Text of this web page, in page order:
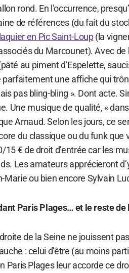
rond. En l’occurrence,
de références (du fait du
en Pic Saint-Loup(la
du Marcounet). Avec
au piment d’Espelette,
parfaitement une affiche qui
pas bling-bling ». Dont acte.
Une musique de qualité, « dans
Arnaud. Selon les jours, ce
du classique ou du funk que
15 € de droit d’entrée car les
Les amateurs apprécieront
Marie ou bien encore Sylvain
Paris Plages… et le reste de
de la Seine ne jouissent
: celui d’être (au moins
Paris Plages leur accorde ce